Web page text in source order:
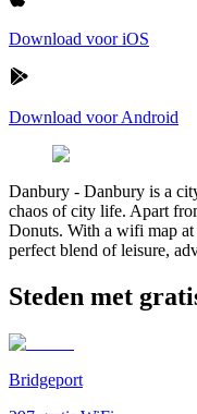
Download voor iOS
Download voor Android
Danbury - Danbury is a
chaos of city life. Apart
Donuts. With a wifi map at
perfect blend of leisure,
Steden met
Bridgeport